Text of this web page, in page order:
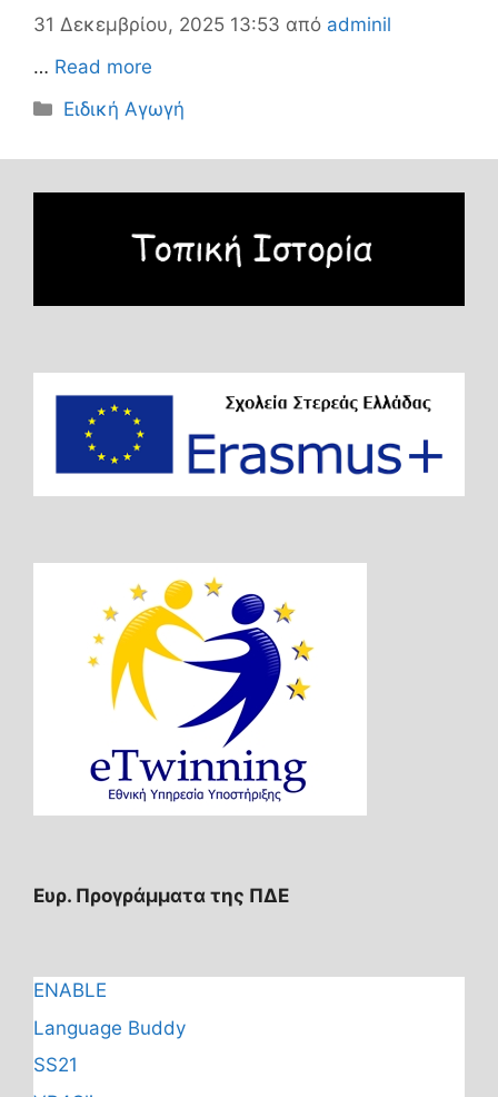
31 Δεκεμβρίου, 2025 13:53 από adminil
… Read more
Κατηγορίες
Ειδική Αγωγή
Ευρ. Προγράμματα της ΠΔΕ
ENABLE
Language Buddy
SS21